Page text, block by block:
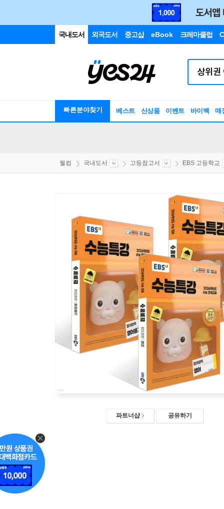
국내도서 외국도서 중고샵 eBook 크레마클럽
빠른분야찾기 베스트 신상품 이벤트 바이백 매
웰컴 국내도서 고등참고서 EBS 고등학교
파트너샵 공유하기